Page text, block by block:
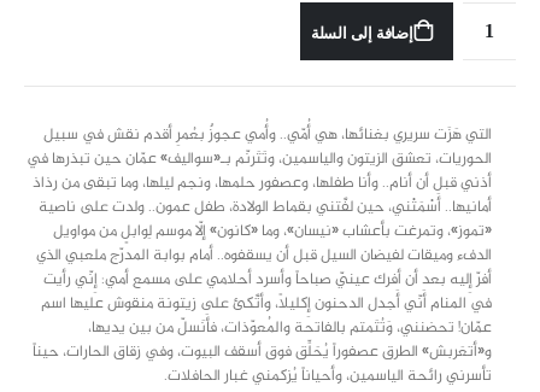
إضافة إلى السلة
التي هَزَت سريري بغنائها، هي أُمّي.. وأُمي عجوزٌ بعُمرِ أقدم نقش في سبيل
الحوريات، تعشق الزيتون والياسمين، وتَتَرنّم بـ«سواليف» عمّان حين تبذرها في
أذني قبل أن أنام.. وأنا طفلها، وعصفور حلمها، ونجم ليلها، وما تبقى من رذاذ
أمانيها.. أَسْمَتْني، حين لفَّتني بقماط الولادة، طفل عمون.. ولدت على ناصية
«تموز»، وتمرغت بأعشاب «نيسان»، وما «كانون» إلّا موسم لِوابلٍ من مواويل
الدفء وميقات لفيضان السيل قبل أن يسقفوه.. أمام بوابة المدرّج ملعبي الذي
أفرّ إِليه بعد أن أفرك عينيّ صباحاً وأسرد أحلامي على مسمع أمي: إِنّي رأيت
في المنام أَنّي أَجدل الدحنون إِكليلاً، وأتَّكئ على زيتونة منقوش عليها اسم
عمّان! تحضنني، وَتُتَمتم بالفاتحة والمُعوّذات، فأَنَسلّ من بين يديها،
و«أتعَربش» الطرق عصفوراً يُحَلِّق فوق أسقف البيوت، وفي زقاق الحارات، حيناً
تأسرني رائحة الياسمين، وأحياناً يُزكمني غبار الحافلات.